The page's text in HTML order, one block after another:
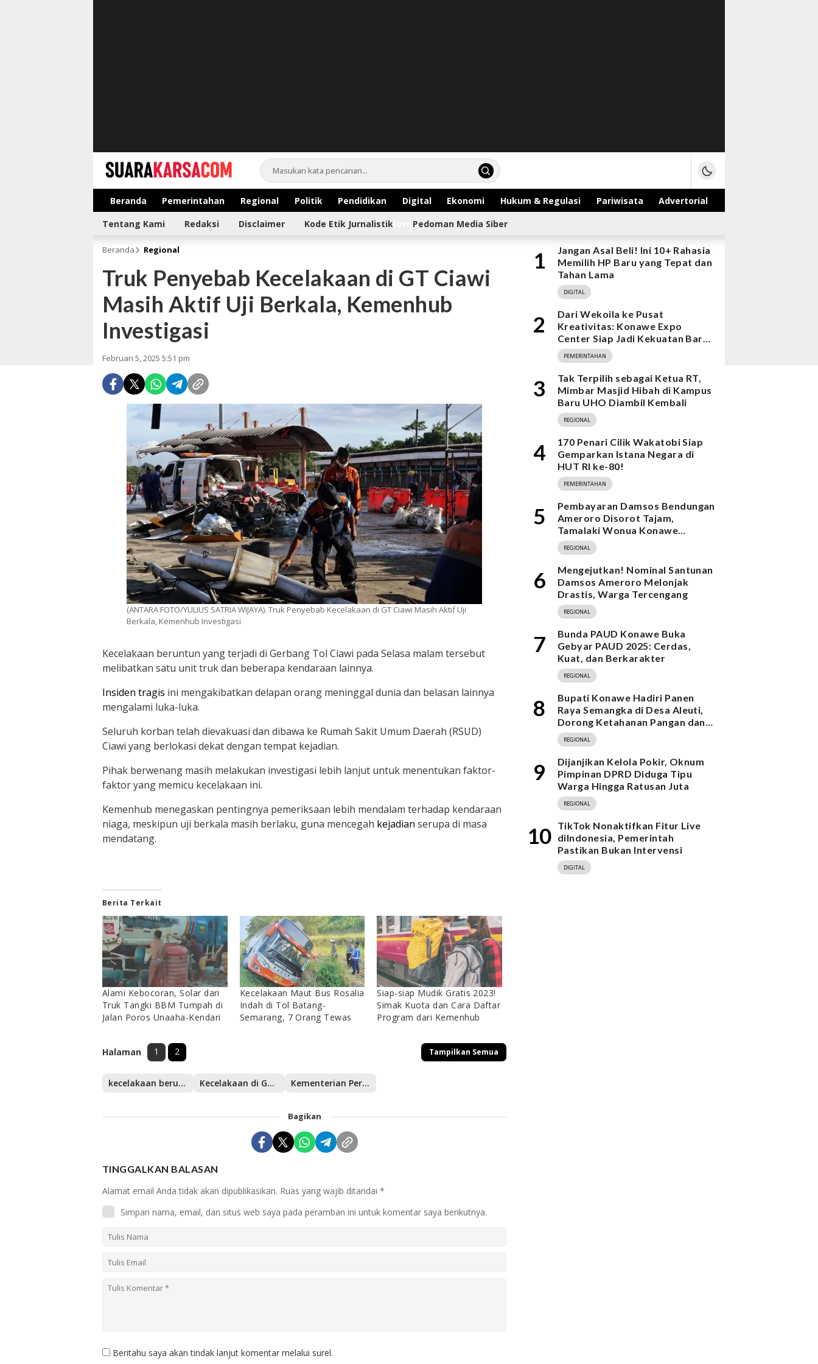
suarakarsa.com
Informasi terpercaya
Beranda Pemerintahan Regional Politik Pendidikan Digital Ekonomi Hukum & Regulasi Pariwisata
Advertorial
Sorotan
Tentang Kami Redaksi Disclaimer Kode Etik Jurnalistik Pedoman Media Siber
Beranda Regional
Truk Penyebab Kecelakaan di GT Ciawi
Masih Aktif Uji Berkala, Kemenhub
Investigasi
Februari 5, 2025 5:51 pm
(ANTARA FOTO/YULIUS SATRIA WIJAYA). Truk Penyebab Kecelakaan di GT Ciawi Masih Aktif Uji
Berkala, Kemenhub Investigasi
Kecelakaan beruntun yang terjadi di Gerbang Tol Ciawi pada Selasa malam tersebut
melibatkan satu unit truk dan beberapa kendaraan lainnya.
Insiden tragis ini mengakibatkan delapan orang meninggal dunia dan belasan lainnya
mengalami luka-luka.
Seluruh korban telah dievakuasi dan dibawa ke Rumah Sakit Umum Daerah (RSUD)
Ciawi yang berlokasi dekat dengan tempat kejadian.
Pihak berwenang masih melakukan investigasi lebih lanjut untuk menentukan faktor-
faktor yang memicu kecelakaan ini.
Kemenhub menegaskan pentingnya pemeriksaan lebih mendalam terhadap kendaraan
niaga, meskipun uji berkala masih berlaku, guna mencegah kejadian serupa di masa
mendatang.
Berita Terkait
Alami Kebocoran, Solar dari
Truk Tangki BBM Tumpah di
Jalan Poros Unaaha-Kendari
Kecelakaan Maut Bus Rosalia
Indah di Tol Batang-
Semarang, 7 Orang Tewas
Siap-siap Mudik Gratis 2023!
Simak Kuota dan Cara Daftar
Program dari Kemenhub
Halaman 1 2 Tampilkan Semua
kecelakaan beruntun digerbang tol ciawi bogor Kecelakaan di GT Ciawi Kementerian Perhubungan
Bagikan
TINGGALKAN BALASAN
Alamat email Anda tidak akan dipublikasikan. Ruas yang wajib ditandai *
Simpan nama, email, dan situs web saya pada peramban ini untuk komentar saya berikutnya.
Beritahu saya akan tindak lanjut komentar melalui surel.
1
Jangan Asal Beli! Ini 10+ Rahasia
Memilih HP Baru yang Tepat dan
Tahan Lama
DIGITAL
2
Dari Wekoila ke Pusat
Kreativitas: Konawe Expo
Center Siap Jadi Kekuatan Baru
Ekonomi
PEMERINTAHAN
3
Tak Terpilih sebagai Ketua RT,
Mimbar Masjid Hibah di Kampus
Baru UHO Diambil Kembali
REGIONAL
4
170 Penari Cilik Wakatobi Siap
Gemparkan Istana Negara di
HUT RI ke-80!
PEMERINTAHAN
5
Pembayaran Damsos Bendungan
Ameroro Disorot Tajam,
Tamalaki Wonua Konawe
Ungkap Dugaan Ketidakberesan
REGIONAL
6
Mengejutkan! Nominal Santunan
Damsos Ameroro Melonjak
Drastis, Warga Tercengang
REGIONAL
7
Bunda PAUD Konawe Buka
Gebyar PAUD 2025: Cerdas,
Kuat, dan Berkarakter
REGIONAL
8
Bupati Konawe Hadiri Panen
Raya Semangka di Desa Aleuti,
Dorong Ketahanan Pangan dan
Program MBG
REGIONAL
9
Dijanjikan Kelola Pokir, Oknum
Pimpinan DPRD Diduga Tipu
Warga Hingga Ratusan Juta
REGIONAL
10 TikTok Nonaktifkan Fitur Live
diIndonesia, Pemerintah
Pastikan Bukan Intervensi
DIGITAL